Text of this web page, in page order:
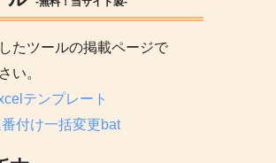
たツールの掲載ページで
い。
テンプレート
付け一括変更bat